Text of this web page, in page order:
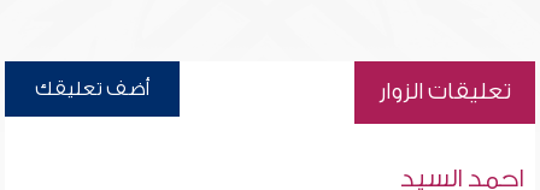
تعليقات الزوار أضف تعليقك
احمد السيد